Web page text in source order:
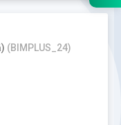
(BIMPLUS_24)